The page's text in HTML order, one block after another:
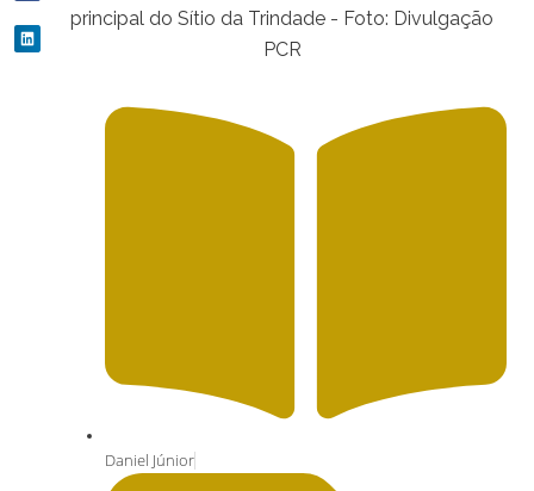
principal do Sítio da Trindade - Foto: Divulgação
PCR
Daniel Júnior